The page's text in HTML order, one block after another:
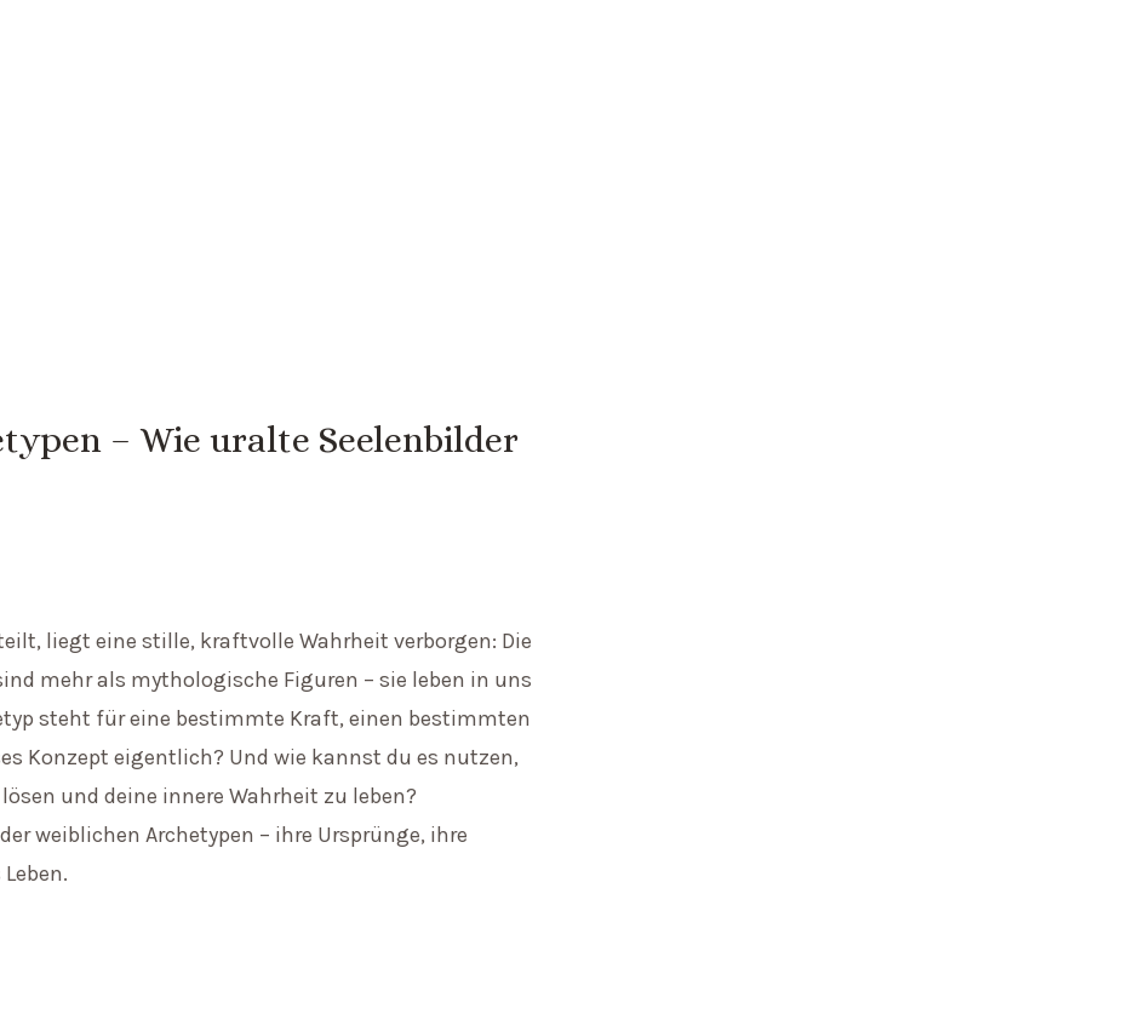
– Wie uralte Seelenbilder
liegt eine stille, kraftvolle Wahrheit verborgen: Die
mehr als mythologische Figuren – sie leben in uns
steht für eine bestimmte Kraft, einen bestimmten
Konzept eigentlich? Und wie kannst du es nutzen,
und deine innere Wahrheit zu leben?
weiblichen Archetypen – ihre Ursprünge, ihre